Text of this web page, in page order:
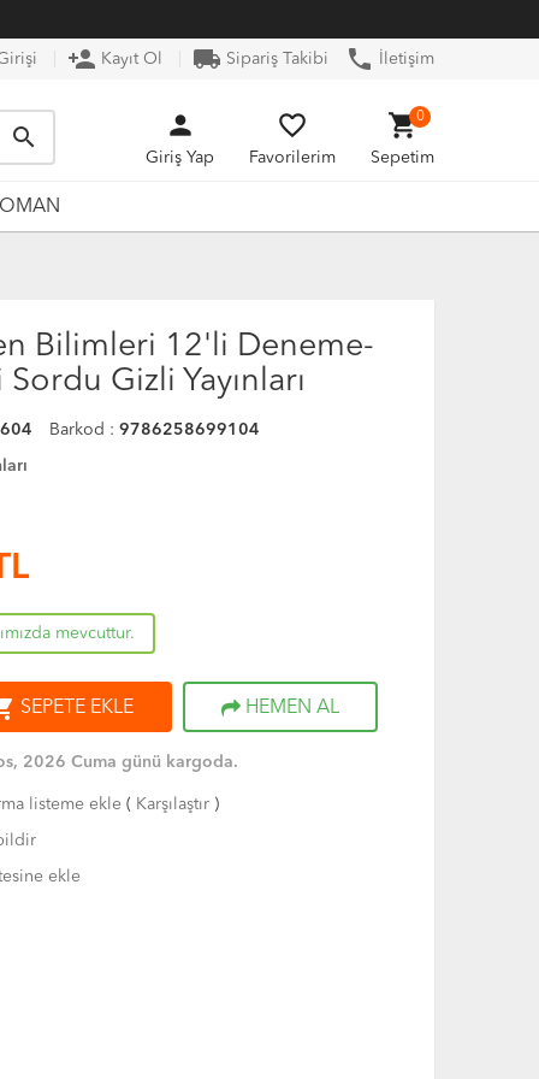
person_add Kayıt Ol local_shipping Sipariş Takibi phone İletişim
search person
Giriş Yap
favorite_border
Favorilerim
shopping_cart
Sepetim
0
Bilimleri 12'li Deneme-
Gizli Yayınları
Barkod : 9786258699104
mevcuttur.
SEPETE EKLE HEMEN AL
2026 Cuma günü kargoda.
listeme ekle( Karşılaştır)
ekle